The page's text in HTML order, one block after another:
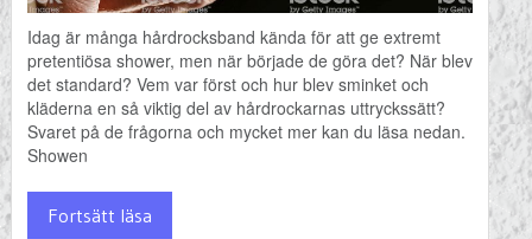
Idag är många hårdrocksband kända för att ge extremt
pretentiösa shower, men när började de göra det? När blev
det standard? Vem var först och hur blev sminket och
kläderna en så viktig del av hårdrockarnas uttryckssätt?
Svaret på de frågorna och mycket mer kan du läsa nedan.
Showen
Fortsätt läsa